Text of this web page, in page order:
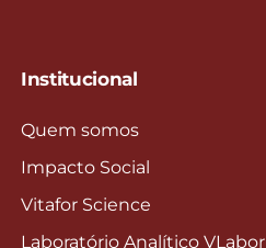
Institucional
Quem somos
Impacto Social
Vitafor Science
Laboratório Analítico VLabor